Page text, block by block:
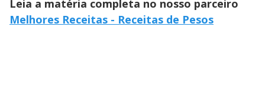
Leia a matéria completa no nosso parceiro
Melhores Receitas - Receitas de Pesos